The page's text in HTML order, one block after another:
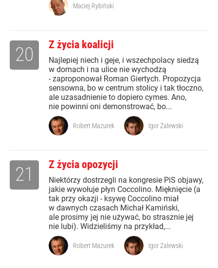
Maciej Rybiński
Z życia koalicji
Najlepiej niech i geje, i wszechpolacy siedzą
w domach i na ulice nie wychodzą
- zaproponował Roman Giertych. Propozycja
sensowna, bo w centrum stolicy i tak tłoczno,
ale uzasadnienie to dopiero cymes. Ano,
nie powinni oni demonstrować, bo...
20
Robert Mazurek Igor Zalewski
Z życia opozycji
Niektórzy dostrzegli na kongresie PiS objawy,
jakie wywołuje płyn Coccolino. Mięknięcie (a
tak przy okazji - ksywę Coccolino miał
w dawnych czasach Michał Kamiński,
ale prosimy jej nie używać, bo strasznie jej
nie lubi). Widzieliśmy na przykład,...
21
Robert Mazurek Igor Zalewski